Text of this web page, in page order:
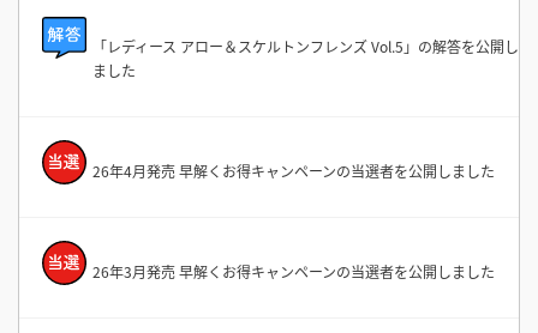
「レディース アロー＆スケルトンフレンズ Vol.5」の解答を公開し
ました
26年4月発売 早解くお得キャンペーンの当選者を公開しました
26年3月発売 早解くお得キャンペーンの当選者を公開しました